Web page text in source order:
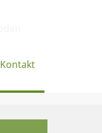
Kontakt